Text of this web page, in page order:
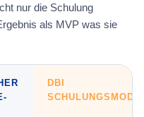
nur die Schulung
als MVP was sie
DBI